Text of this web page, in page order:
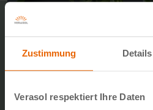
Zustimmung Details
Verasol respektiert Ihre Daten